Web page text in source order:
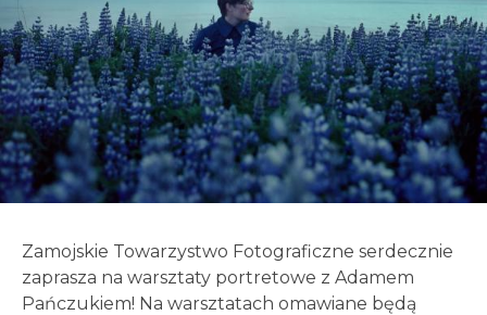
Zamojskie Towarzystwo Fotograficzne serdecznie
zaprasza na warsztaty portretowe z Adamem
Pańczukiem! Na warsztatach omawiane będą